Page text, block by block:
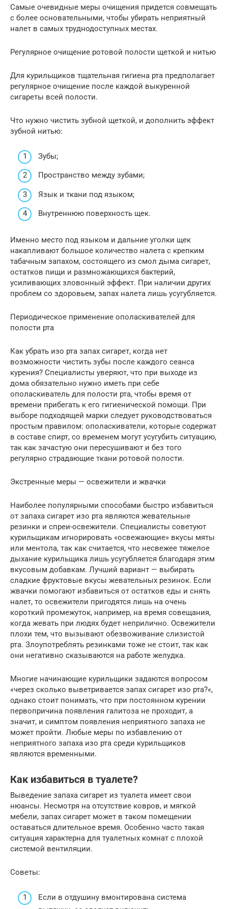
Самые очевидные меры очищения придется совмещать
с более основательными, чтобы убирать неприятный
налет в самых труднодоступных местах.
Регулярное очищение ротовой полости щеткой и нитью
Для курильщиков тщательная гигиена рта предполагает
регулярное очищение после каждой выкуренной
сигареты всей полости.
Что нужно чистить зубной щеткой, и дополнить эффект
зубной нитью:
Зубы;
Пространство между зубами;
Язык и ткани под языком;
Внутреннюю поверхность щек.
Именно место под языком и дальние уголки щек
накапливают большое количество налета с крепким
табачным запахом, состоящего из смол дыма сигарет,
остатков пищи и размножающихся бактерий,
усиливающих зловонный эффект. При наличии других
проблем со здоровьем, запах налета лишь усугубляется.
Периодическое применение ополаскивателей для
полости рта
Как убрать изо рта запах сигарет, когда нет
возможности чистить зубы после каждого сеанса
курения? Специалисты уверяют, что при выходе из
дома обязательно нужно иметь при себе
ополаскиватель для полости рта, чтобы время от
времени прибегать к его гигиенической помощи. При
выборе подходящей марки следует руководствоваться
простым правилом: ополаскиватели, которые содержат
в составе спирт, со временем могут усугубить ситуацию,
так как зачастую они пересушивают и без того
регулярно страдающие ткани ротовой полости.
Экстренные меры — освежители и жвачки
Наиболее популярными способами быстро избавиться
от запаха сигарет изо рта являются жевательные
резинки и спреи-освежители. Специалисты советуют
курильщикам игнорировать «освежающие» вкусы мяты
или ментола, так как считается, что несвежее тяжелое
дыхание курильщика лишь усугубляется благодаря этим
вкусовым добавкам. Лучший вариант — выбирать
сладкие фруктовые вкусы жевательных резинок. Если
жвачки помогают избавиться от остатков еды и снять
налет, то освежители пригодятся лишь на очень
короткий промежуток, например, на время совещания,
когда жевать при людях будет неприлично. Освежители
плохи тем, что вызывают обезвоживание слизистой
рта. Злоупотреблять резинками тоже не стоит, так как
они негативно сказываются на работе желудка.
Многие начинающие курильщики задаются вопросом
«через сколько выветривается запах сигарет изо рта?«,
однако стоит понимать, что при постоянном курении
первопричина появления галитоза не проходит, а
значит, и симптом появления неприятного запаха не
может пройти. Любые меры по избавлению от
неприятного запаха изо рта среди курильщиков
являются временными.
Как избавиться в туалете?
Выведение запаха сигарет из туалета имеет свои
нюансы. Несмотря на отсутствие ковров, и мягкой
мебели, запах сигарет может в таком помещении
оставаться длительное время. Особенно часто такая
ситуация характерна для туалетных комнат с плохой
системой вентиляции.
Советы:
Если в отдушину вмонтирована система